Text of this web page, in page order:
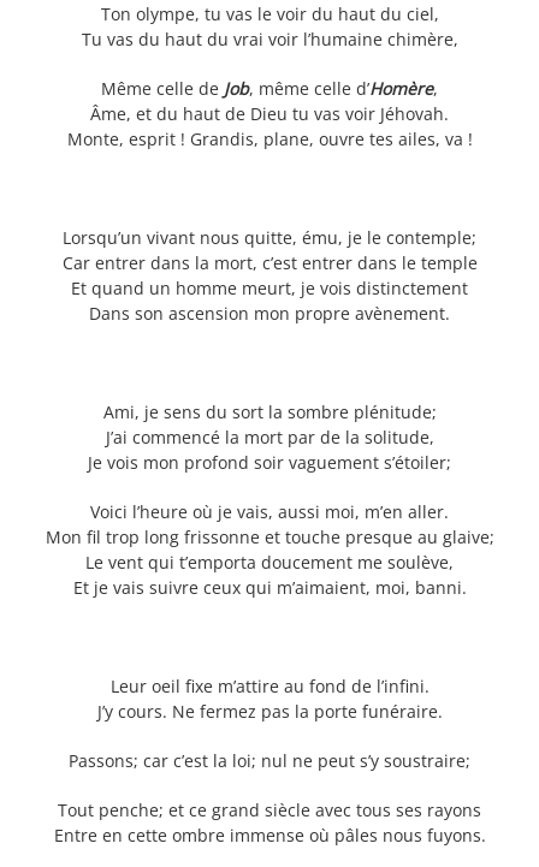
Ton olympe, tu vas le voir du haut du ciel,
Tu vas du haut du vrai voir l’humaine chimère,
Même celle de Job, même celle d’Homère,
Âme, et du haut de Dieu tu vas voir Jéhovah.
Monte, esprit ! Grandis, plane, ouvre tes ailes, va !
Lorsqu’un vivant nous quitte, ému, je le contemple;
Car entrer dans la mort, c’est entrer dans le temple
Et quand un homme meurt, je vois distinctement
Dans son ascension mon propre avènement.
Ami, je sens du sort la sombre plénitude;
J’ai commencé la mort par de la solitude,
Je vois mon profond soir vaguement s’étoiler;
Voici l’heure où je vais, aussi moi, m’en aller.
Mon fil trop long frissonne et touche presque au glaive;
Le vent qui t’emporta doucement me soulève,
Et je vais suivre ceux qui m’aimaient, moi, banni.
Leur oeil fixe m’attire au fond de l’infini.
J’y cours. Ne fermez pas la porte funéraire.
Passons; car c’est la loi; nul ne peut s’y soustraire;
Tout penche; et ce grand siècle avec tous ses rayons
Entre en cette ombre immense où pâles nous fuyons.